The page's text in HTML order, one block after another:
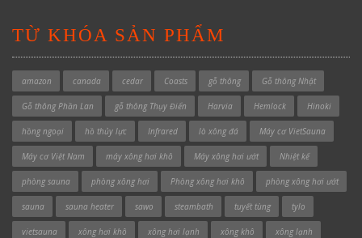
TỪ KHÓA SẢN PHẨM
amazon canada cedar Coasts gỗ thông Gỗ thông Nhật
Gỗ thông Phần Lan gỗ thông Thụy Điển Harvia Hemlock Hinoki
hồng ngoại hồ thủy lực Infrared lò xông đá Máy cơ VietSauna
Máy cơ Việt Nam máy xông hơi khô Máy xông hơi ướt Nhiệt kế
phòng sauna phòng xông hơi Phòng xông hơi khô phòng xông hơi ướt
sauna sauna heater sawo steambath tuyết tùng tylo
vietsauna xông hơi khô xông hơi lạnh xông khô xông lạnh